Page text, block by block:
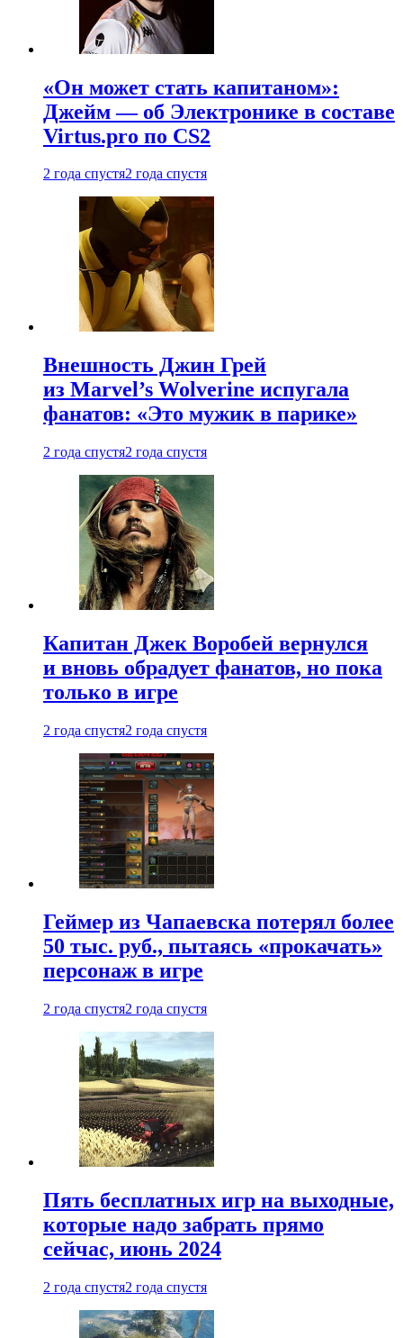
«Он может стать капитаном»:
Джейм — об Электронике в составе
Virtus.pro по CS2
2 года спустя2 года спустя
Внешность Джин Грей
из Marvel’s Wolverine испугала
фанатов: «Это мужик в парике»
2 года спустя2 года спустя
Капитан Джек Воробей вернулся
и вновь обрадует фанатов, но пока
только в игре
2 года спустя2 года спустя
Геймер из Чапаевска потерял более
50 тыс. руб., пытаясь «прокачать»
персонаж в игре
2 года спустя2 года спустя
Пять бесплатных игр на выходные,
которые надо забрать прямо
сейчас, июнь 2024
2 года спустя2 года спустя